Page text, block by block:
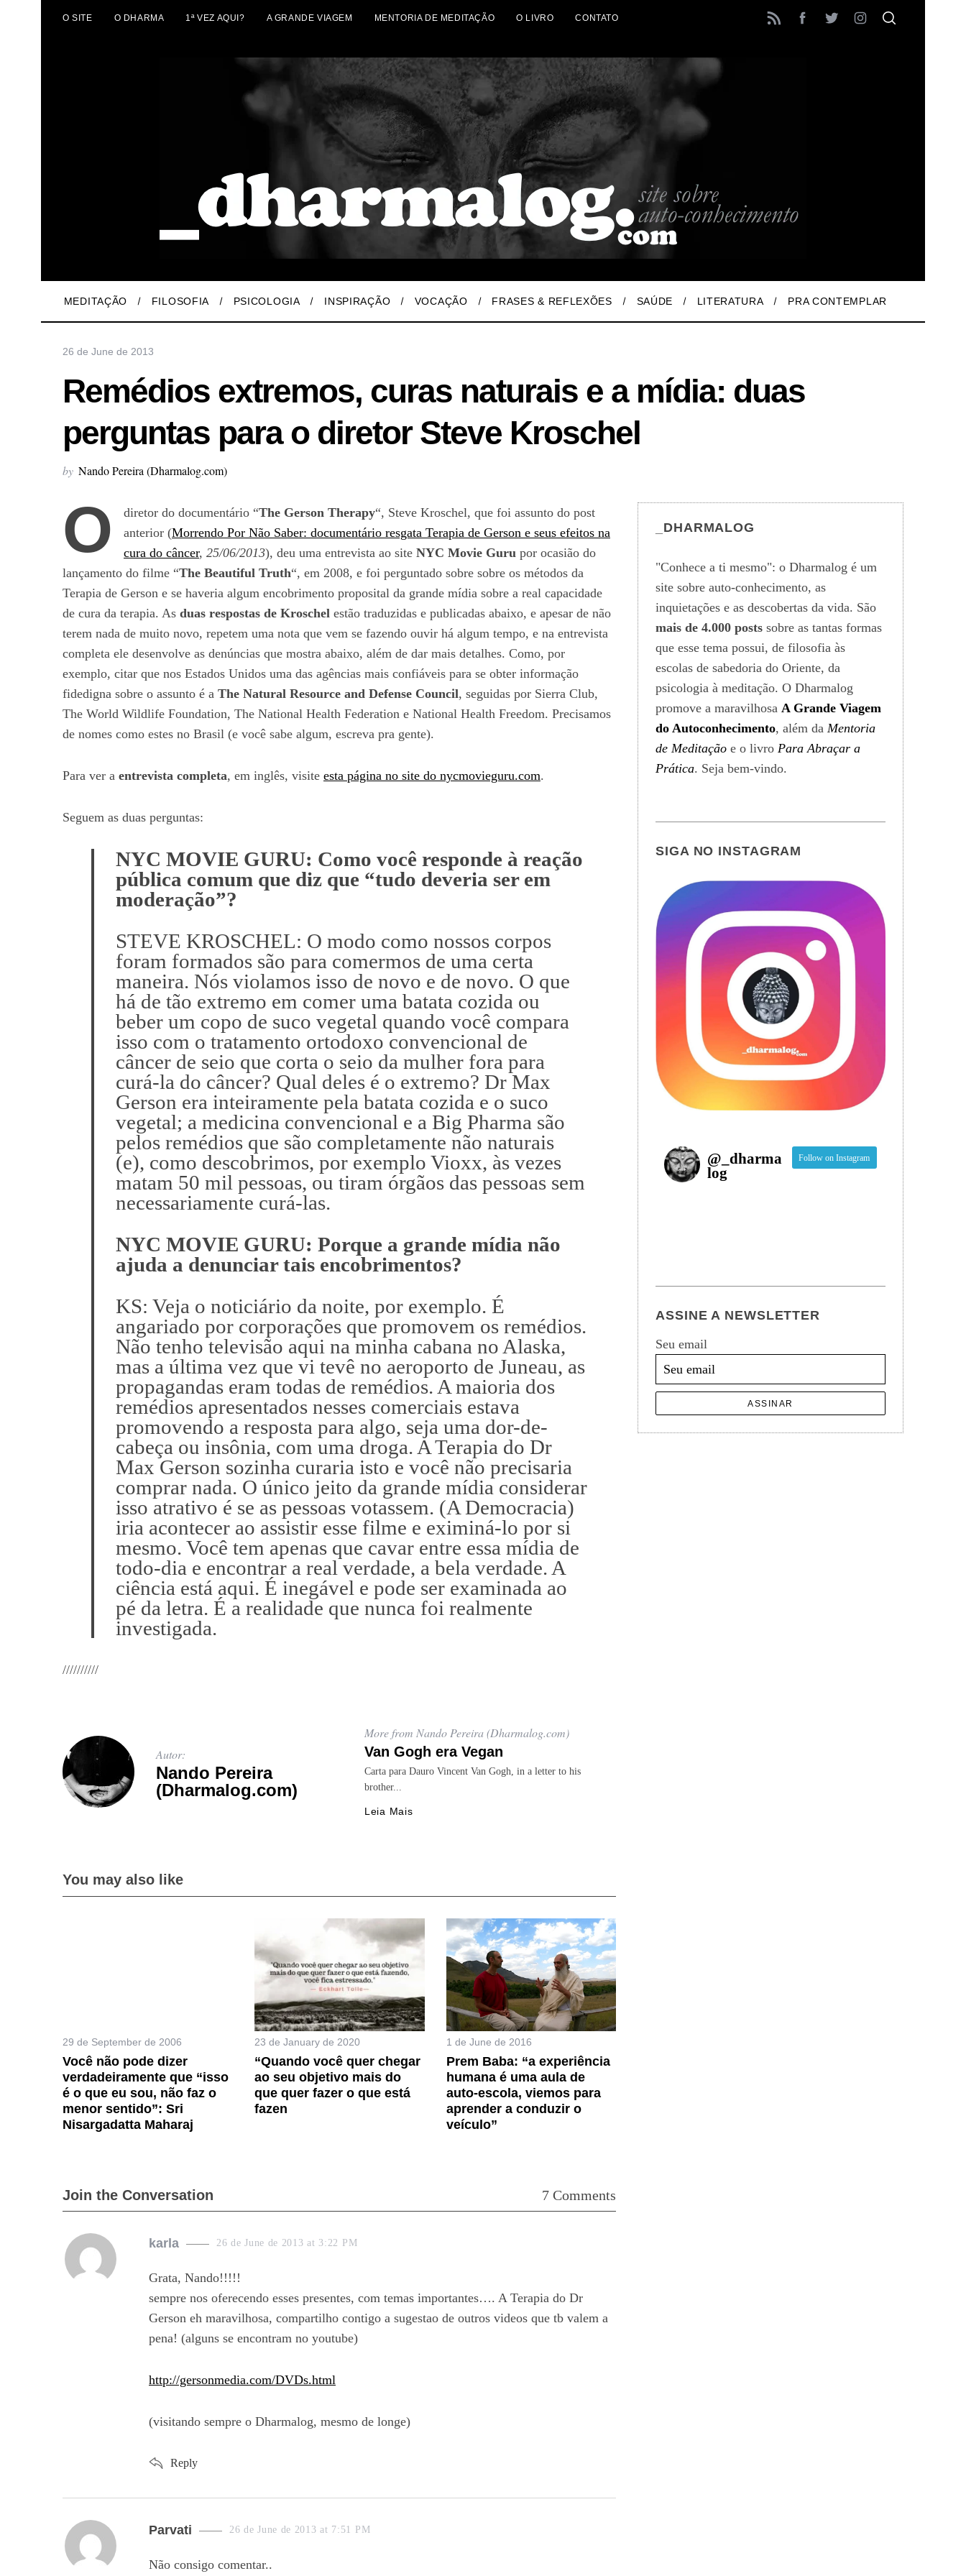
O SITE O DHARMA 1ª VEZ AQUI? A GRANDE VIAGEM MENTORIA DE MEDITAÇÃO O LIVRO CONTATO
MEDITAÇÃO FILOSOFIA PSICOLOGIA INSPIRAÇÃO VOCAÇÃO FRASES & REFLEXÕES SAÚDE LITERATURA PRA CONTEMPLAR
26 de June de 2013
Remédios extremos, curas naturais e a mídia: duas
perguntas para o diretor Steve Kroschel
by Nando Pereira (Dharmalog.com)
O diretor do documentário “The Gerson Therapy“, Steve Kroschel, que foi assunto do post
anterior (Morrendo Por Não Saber: documentário resgata Terapia de Gerson e seus efeitos na
cura do câncer, 25/06/2013), deu uma entrevista ao site NYC Movie Guru por ocasião do
lançamento do filme “The Beautiful Truth“, em 2008, e foi perguntado sobre sobre os métodos da
Terapia de Gerson e se haveria algum encobrimento proposital da grande mídia sobre a real capacidade
de cura da terapia. As duas respostas de Kroschel estão traduzidas e publicadas abaixo, e apesar de não
terem nada de muito novo, repetem uma nota que vem se fazendo ouvir há algum tempo, e na entrevista
completa ele desenvolve as denúncias que mostra abaixo, além de dar mais detalhes. Como, por
exemplo, citar que nos Estados Unidos uma das agências mais confiáveis para se obter informação
fidedigna sobre o assunto é a The Natural Resource and Defense Council, seguidas por Sierra Club,
The World Wildlife Foundation, The National Health Federation e National Health Freedom. Precisamos
de nomes como estes no Brasil (e você sabe algum, escreva pra gente).
Para ver a entrevista completa, em inglês, visite esta página no site do nycmovieguru.com.
Seguem as duas perguntas:
NYC MOVIE GURU: Como você responde à reação
pública comum que diz que “tudo deveria ser em
moderação”?
STEVE KROSCHEL: O modo como nossos corpos
foram formados são para comermos de uma certa
maneira. Nós violamos isso de novo e de novo. O que
há de tão extremo em comer uma batata cozida ou
beber um copo de suco vegetal quando você compara
isso com o tratamento ortodoxo convencional de
câncer de seio que corta o seio da mulher fora para
curá-la do câncer? Qual deles é o extremo? Dr Max
Gerson era inteiramente pela batata cozida e o suco
vegetal; a medicina convencional e a Big Pharma são
pelos remédios que são completamente não naturais
(e), como descobrimos, por exemplo Vioxx, às vezes
matam 50 mil pessoas, ou tiram órgãos das pessoas sem
necessariamente curá-las.
NYC MOVIE GURU: Porque a grande mídia não
ajuda a denunciar tais encobrimentos?
KS: Veja o noticiário da noite, por exemplo. É
angariado por corporações que promovem os remédios.
Não tenho televisão aqui na minha cabana no Alaska,
mas a última vez que vi tevê no aeroporto de Juneau, as
propagandas eram todas de remédios. A maioria dos
remédios apresentados nesses comerciais estava
promovendo a resposta para algo, seja uma dor-de-
cabeça ou insônia, com uma droga. A Terapia do Dr
Max Gerson sozinha curaria isto e você não precisaria
comprar nada. O único jeito da grande mídia considerar
isso atrativo é se as pessoas votassem. (A Democracia)
iria acontecer ao assistir esse filme e eximiná-lo por si
mesmo. Você tem apenas que cavar entre essa mídia de
todo-dia e encontrar a real verdade, a bela verdade. A
ciência está aqui. É inegável e pode ser examinada ao
pé da letra. É a realidade que nunca foi realmente
investigada.
//////////
Autor:
Nando Pereira
(Dharmalog.com)
More from Nando Pereira (Dharmalog.com)
Van Gogh era Vegan
Carta para Dauro Vincent Van Gogh, in a letter to his
brother...
Leia Mais
You may also like
29 de September de 2006
Você não pode dizer
verdadeiramente que “isso
é o que eu sou, não faz o
menor sentido”: Sri
Nisargadatta Maharaj
23 de January de 2020
“Quando você quer chegar
ao seu objetivo mais do
que quer fazer o que está
fazen
1 de June de 2016
Prem Baba: “a experiência
humana é uma aula de
auto-escola, viemos para
aprender a conduzir o
veículo”
Join the Conversation 7 Comments
s
y
s
:
karla 26 de June de 2013 at 3:22 PM
Grata, Nando!!!!!
sempre nos oferecendo esses presentes, com temas importantes…. A Terapia do Dr
Gerson eh maravilhosa, compartilho contigo a sugestao de outros videos que tb valem a
pena! (alguns se encontram no youtube)
http://gersonmedia.com/DVDs.html
(visitando sempre o Dharmalog, mesmo de longe)
Reply
s
y
Parvati 26 de June de 2013 at 7:51 PM
Não consigo comentar..
_DHARMALOG
"Conhece a ti mesmo": o Dharmalog é um
site sobre auto-conhecimento, as
inquietações e as descobertas da vida. São
mais de 4.000 posts sobre as tantas formas
que esse tema possui, de filosofia às
escolas de sabedoria do Oriente, da
psicologia à meditação. O Dharmalog
promove a maravilhosa A Grande Viagem
do Autoconhecimento, além da Mentoria
de Meditação e o livro Para Abraçar a
Prática. Seja bem-vindo.
SIGA NO INSTAGRAM
@ _dharma
log
Follow on Instagram
ASSINE A NEWSLETTER
Seu email
ASSINAR
e
a
r
c
f
o
r
: